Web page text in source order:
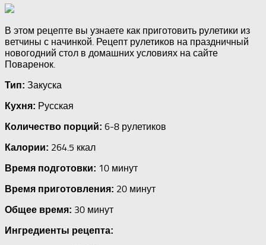
В этом рецепте вы узнаете как приготовить рулетики из
ветчины с начинкой. Рецепт рулетиков на праздничный
новогодний стол в домашних условиях на сайте
Поваренок.
Тип: Закуска
Кухня: Русская
Количество порций: 6-8 рулетиков
Калории: 264.5 ккал
Время подготовки: 10 минут
Время приготовления: 20 минут
Общее время: 30 минут
Ингредиенты рецепта: